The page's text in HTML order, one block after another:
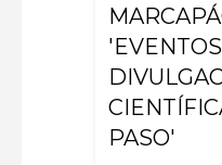
PASO'